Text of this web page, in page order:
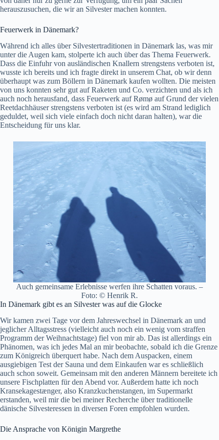
herauszusuchen, die wir an Silvester machen konnten.
Feuerwerk in Dänemark?
Während ich alles über Silvestertraditionen in Dänemark las, was mir
unter die Augen kam, stolperte ich auch über das Thema Feuerwerk.
Dass die Einfuhr von ausländischen Knallern strengstens verboten ist,
wusste ich bereits und ich fragte direkt in unserem Chat, ob wir denn
überhaupt was zum Böllern in Dänemark kaufen wollten. Die meisten
von uns konnten sehr gut auf Raketen und Co. verzichten und als ich
auch noch herausfand, dass Feuerwerk auf Rømø auf Grund der vielen
Reetdachhäuser strengstens verboten ist (es wird am Strand lediglich
geduldet, weil sich viele einfach doch nicht daran halten), war die
Entscheidung für uns klar.
Auch gemeinsame Erlebnisse werfen ihre Schatten voraus. –
Foto: © Henrik R.
In Dänemark gibt es an Silvester was auf die Glocke
Wir kamen zwei Tage vor dem Jahreswechsel in Dänemark an und
jeglicher Alltagsstress (vielleicht auch noch ein wenig vom straffen
Programm der Weihnachtstage) fiel von mir ab. Das ist allerdings ein
Phänomen, was ich jedes Mal an mir beobachte, sobald ich die Grenze
zum Königreich überquert habe. Nach dem Auspacken, einem
ausgiebigen Test der Sauna und dem Einkaufen war es schließlich
auch schon soweit. Gemeinsam mit den anderen Männern bereitete ich
unsere Fischplatten für den Abend vor. Außerdem hatte ich noch
Kransekagestænger, also Kranzkuchenstangen, im Supermarkt
erstanden, weil mir die bei meiner Recherche über traditionelle
dänische Silvesteressen in diversen Foren empfohlen wurden.
Die Ansprache von Königin Margrethe